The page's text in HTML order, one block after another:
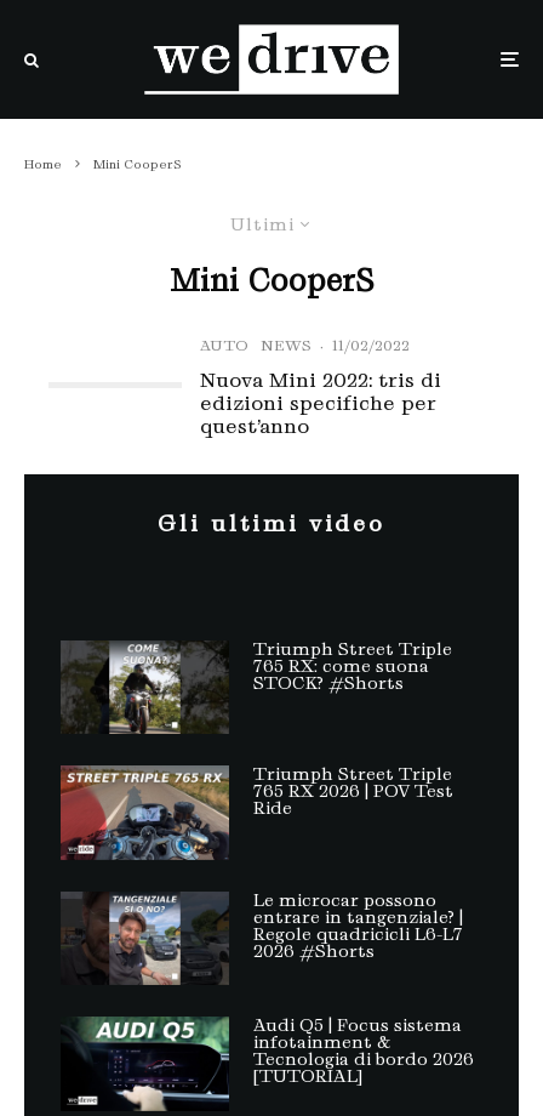
Home Mini CooperS
Ultimi
Mini CooperS
AUTO NEWS · 11/02/2022
Nuova Mini 2022: tris di
edizioni specifiche per
quest’anno
Gli ultimi video
Triumph Street Triple
765 RX: come suona
STOCK? #Shorts
Triumph Street Triple
765 RX 2026 | POV Test
Ride
Le microcar possono
entrare in tangenziale? |
Regole quadricicli L6-L7
2026 #Shorts
Audi Q5 | Focus sistema
infotainment &
Tecnologia di bordo 2026
[TUTORIAL]